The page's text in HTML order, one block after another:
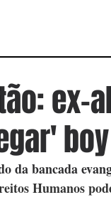
ex-
da bancada
Humanos